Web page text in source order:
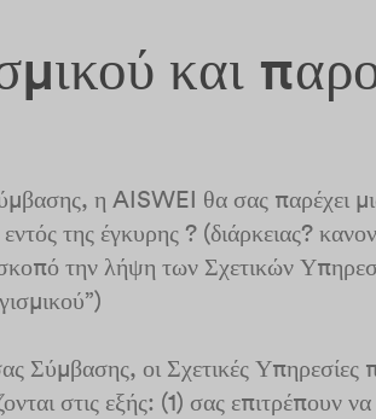
και
η AISWEI θα σας παρέχει
της έγκυρης ? (διάρκειας?
την λήψη των Σχετικών
Σύμβασης, οι Σχετικές
στις εξής: (1) σας